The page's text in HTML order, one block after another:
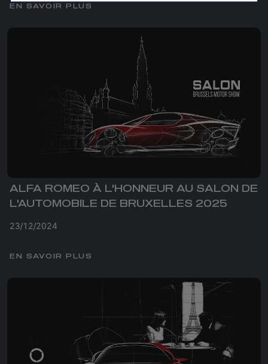
EN SAVOIR PLUS
ALFA ROMEO À L'HONNEUR AU SALON DE
L'AUTOMOBILE DE BRUXELLES 2025
23/12/2024
EN SAVOIR PLUS